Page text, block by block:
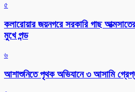
৫
কলারোয়ার জয়নগরে সরকারি গাছ আত্মসাতের
মুখে পন্ড
৬
আশাশুনিতে পৃথক অভিযানে ৩ আসামি